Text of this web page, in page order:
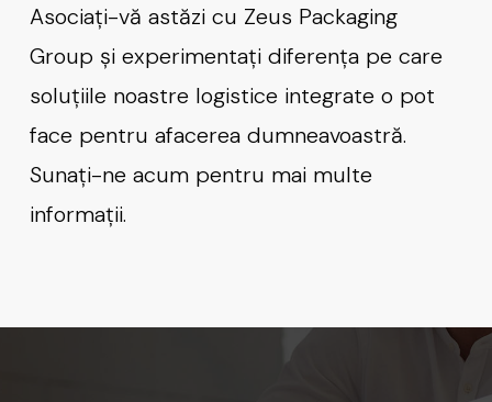
Asociați-vă astăzi cu Zeus Packaging
Group și experimentați diferența pe care
soluțiile noastre logistice integrate o pot
face pentru afacerea dumneavoastră.
Sunați-ne acum pentru mai multe
informații.